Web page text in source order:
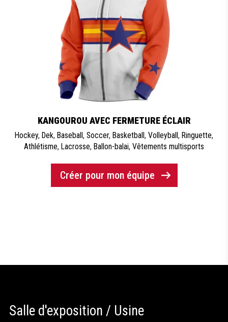
KANGOUROU AVEC FERMETURE ÉCLAIR
Hockey, Dek, Baseball, Soccer, Basketball, Volleyball, Ringuette,
Athlétisme, Lacrosse, Ballon-balai, Vêtements multisports
Créer pour mon équipe
Salle d'exposition / Usine